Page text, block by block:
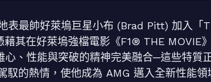
表最帥好萊塢巨星小布 (Brad Pitt) 加入
其在好萊塢強檔電影《F1® THE MOVIE
、性能與突破的精神完美融合─這些特質
馭的熱情，使他成為 AMG 邁入全新性能